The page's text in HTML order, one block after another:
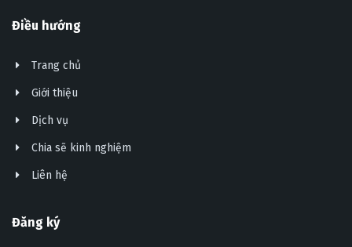
Điều hướng
Trang chủ
Giới thiệu
Dịch vụ
Chia sẽ kinh nghiệm
Liên hệ
Đăng ký